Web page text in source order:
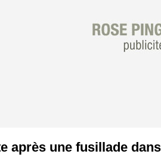
après une fusillade